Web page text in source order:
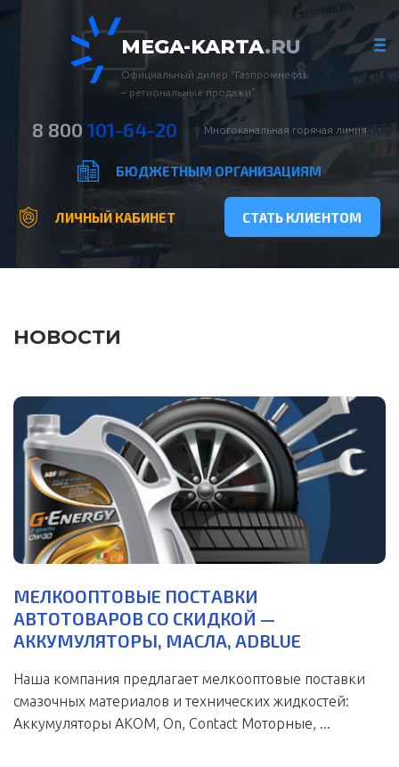
MEGA-KARTA.RU
Официальный дилер “Газпромнефть
– региональные продажи”
8 800 101-64-20 Многоканальная горячая линия
БЮДЖЕТНЫМ ОРГАНИЗАЦИЯМ
ЛИЧНЫЙ КАБИНЕТ СТАТЬ КЛИЕНТОМ
НОВОСТИ
МЕЛКООПТОВЫЕ ПОСТАВКИ
АВТОТОВАРОВ СО СКИДКОЙ —
АККУМУЛЯТОРЫ, МАСЛА, ADBLUE
Наша компания предлагает мелкооптовые поставки
смазочных материалов и технических жидкостей:
Аккумуляторы АКОМ, On, Contact Моторные, ...